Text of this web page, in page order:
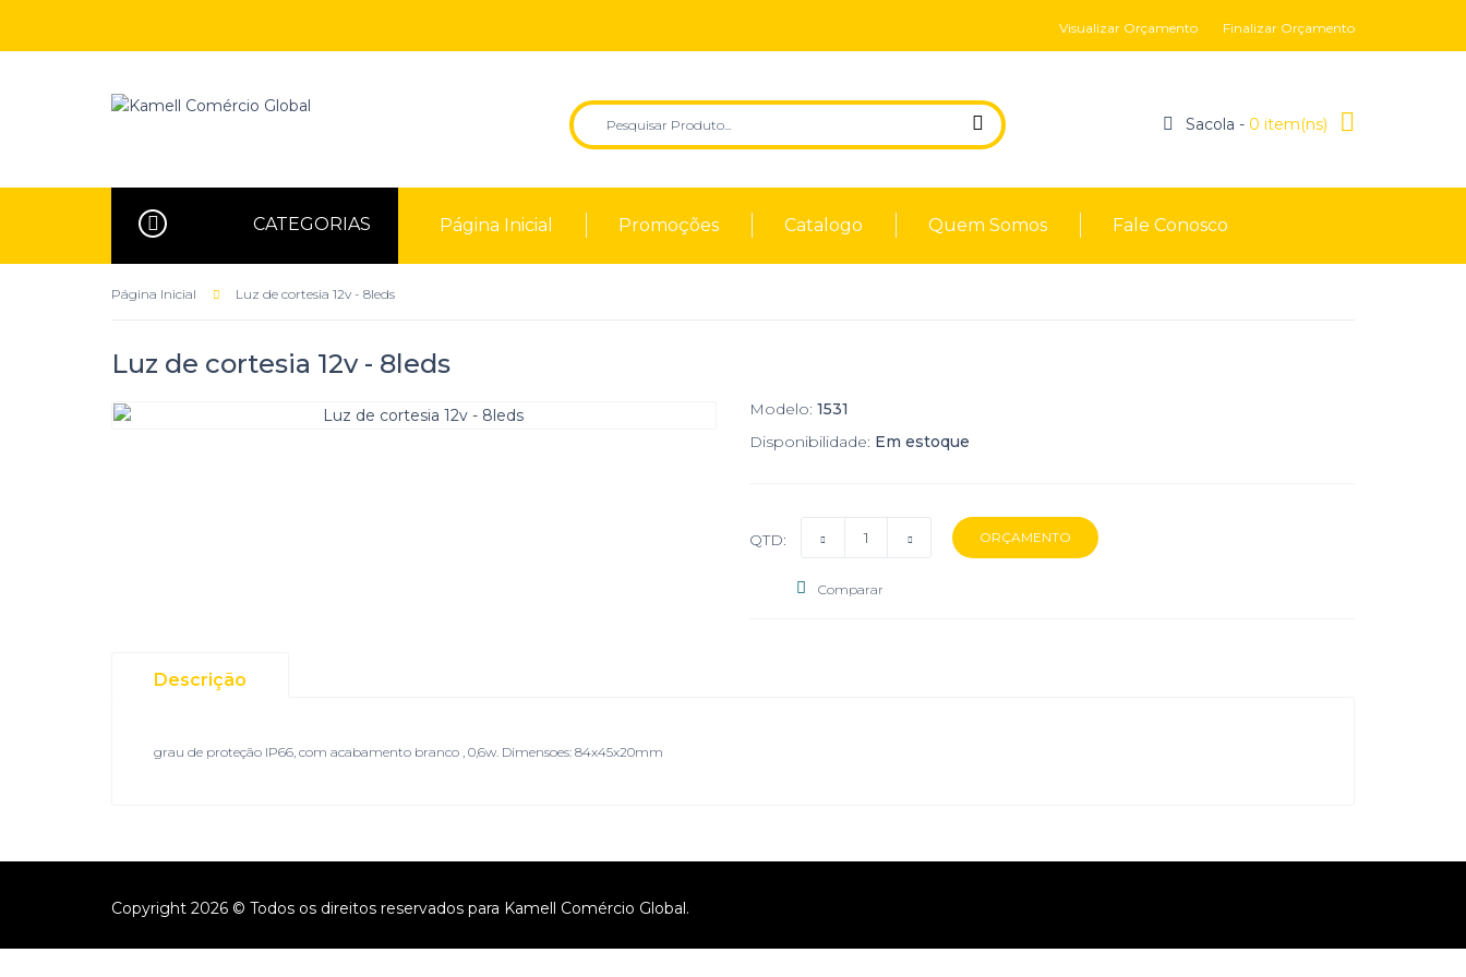
Visualizar Orçamento Finalizar Orçamento
Sacola - 0 item(ns)
CATEGORIAS Página Inicial Promoções Catalogo Quem Somos Fale Conosco
Página Inicial Luz de cortesia 12v - 8leds
Luz de cortesia 12v - 8leds
Modelo: 1531
Disponibilidade: Em estoque
QTD:
Comparar
Descrição
grau de proteção IP66, com acabamento branco , 0,6w. Dimensoes: 84x45x20mm
Copyright 2026 © Todos os direitos reservados para Kamell Comércio Global.